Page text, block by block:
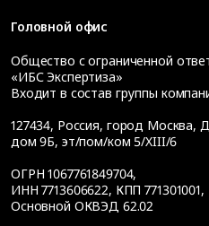
Головной офис
Общество с ограниченной
«ИБС Экспертиза»
Входит в состав группы
127434, Россия, город Москва,
дом 9Б, эт/пом/ком 5/XIII/6
ОГРН 1067761849704,
ИНН 7713606622, КПП 771301001,
Основной ОКВЭД 62.02